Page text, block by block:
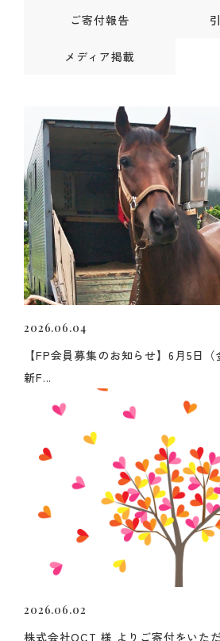
ご寄付報告
メディア掲載
2026.06.04
【FP会員募集のお知らせ】6月5日（
新F...
2026.06.02
株式会社OCT 様 よりご寄付をいた